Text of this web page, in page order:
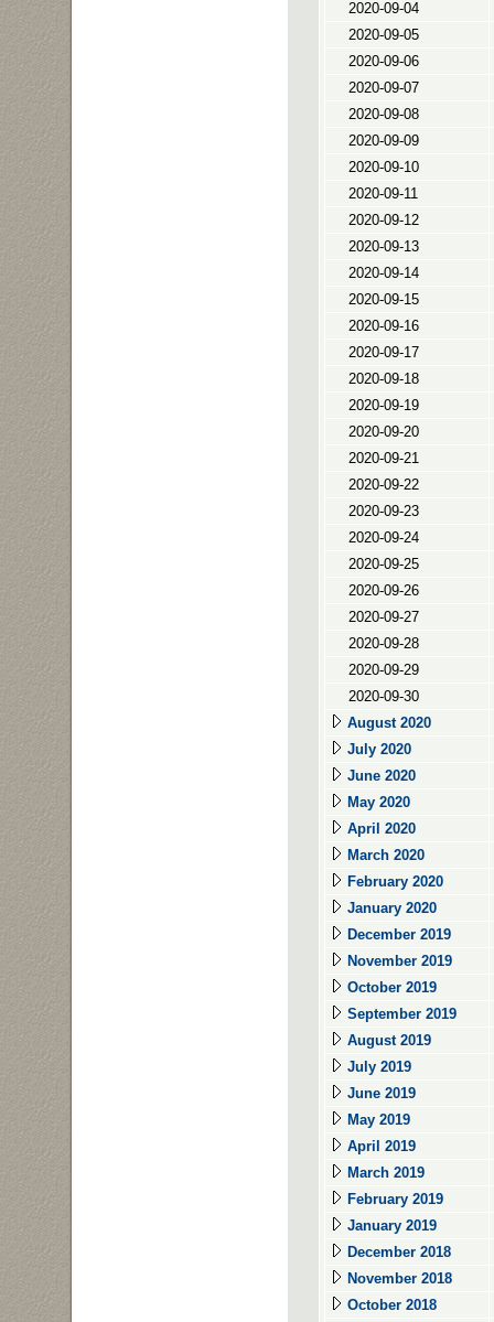
2020-09-04
2020-09-05
2020-09-06
2020-09-07
2020-09-08
2020-09-09
2020-09-10
2020-09-11
2020-09-12
2020-09-13
2020-09-14
2020-09-15
2020-09-16
2020-09-17
2020-09-18
2020-09-19
2020-09-20
2020-09-21
2020-09-22
2020-09-23
2020-09-24
2020-09-25
2020-09-26
2020-09-27
2020-09-28
2020-09-29
2020-09-30
August 2020
July 2020
June 2020
May 2020
April 2020
March 2020
February 2020
January 2020
December 2019
November 2019
October 2019
September 2019
August 2019
July 2019
June 2019
May 2019
April 2019
March 2019
February 2019
January 2019
December 2018
November 2018
October 2018